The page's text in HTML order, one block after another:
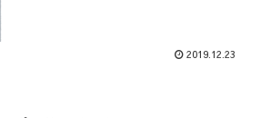
2019.12.23